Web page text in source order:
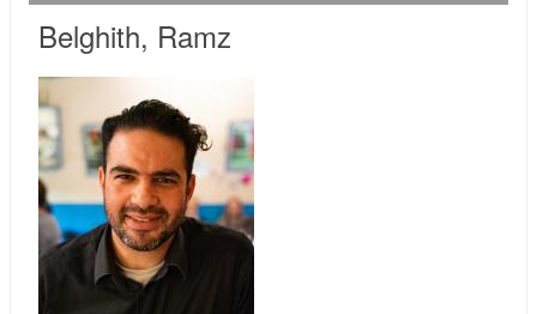
Belghith, Ramz